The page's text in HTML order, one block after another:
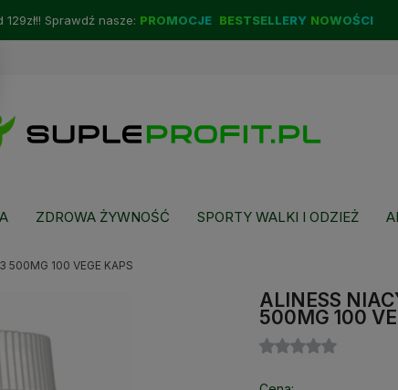
Sprawdź nasze: PROMOCJE BESTSELLERY NOWOŚCI
oferty lub
ZDROWA ŻYWNOŚĆ SPORTY WALKI I ODZIEŻ
500MG 100 VEGE KAPS
ALINESS
500MG 100